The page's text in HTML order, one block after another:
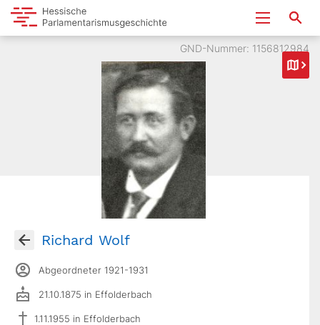
GND-Nummer: 1156812984
Richard Wolf
Abgeordneter 1921-1931
21.10.1875 in Effolderbach
1.11.1955 in Effolderbach